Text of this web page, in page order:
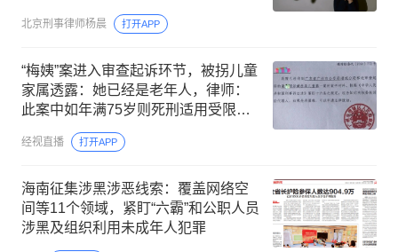
北京刑事律师杨晨 打开APP
“梅姨”案进入审查起诉环节，被拐儿童
家属透露：她已经是老年人，律师：
此案中如年满75岁则死刑适用受限，
“特别残忍手段致人死亡”除外
经视直播 打开APP
海南征集涉黑涉恶线索：覆盖网络空
间等11个领域，紧盯“六霸”和公职人员
涉黑及组织利用未成年人犯罪